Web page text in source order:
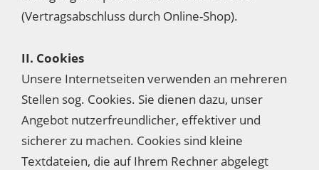
(Vertragsabschluss durch Online-Shop).
II. Cookies
Unsere Internetseiten verwenden an mehreren
Stellen sog. Cookies. Sie dienen dazu, unser
Angebot nutzerfreundlicher, effektiver und
sicherer zu machen. Cookies sind kleine
Textdateien, die auf Ihrem Rechner abgelegt